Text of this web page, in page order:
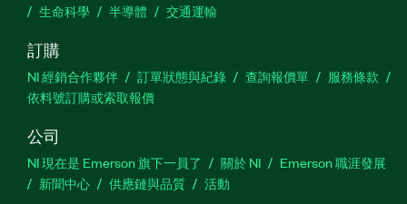
生命科學
半導體 交通運輸
訂購
NI 經銷合作夥伴 訂單狀態與紀錄 查詢報價單
服務條款
依料號訂購或索取報價
公司
NI 現在是 Emerson 旗下一員了 關於 NI
Emerson 職涯發展
新聞中心
供應鏈與品質 活動